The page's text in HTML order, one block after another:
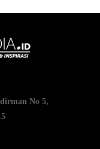
No 5,